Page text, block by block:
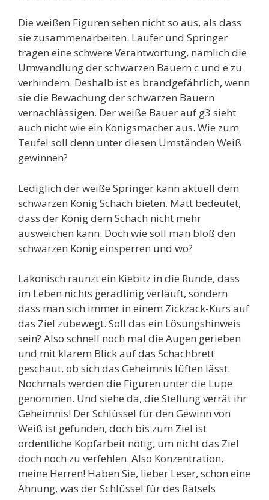
Die weißen Figuren sehen nicht so aus, als dass
sie zusammenarbeiten. Läufer und Springer
tragen eine schwere Verantwortung, nämlich die
Umwandlung der schwarzen Bauern c und e zu
verhindern. Deshalb ist es brandgefährlich, wenn
sie die Bewachung der schwarzen Bauern
vernachlässigen. Der weiße Bauer auf g3 sieht
auch nicht wie ein Königsmacher aus. Wie zum
Teufel soll denn unter diesen Umständen Weiß
gewinnen?
Lediglich der weiße Springer kann aktuell dem
schwarzen König Schach bieten. Matt bedeutet,
dass der König dem Schach nicht mehr
ausweichen kann. Doch wie soll man bloß den
schwarzen König einsperren und wo?
Lakonisch raunzt ein Kiebitz in die Runde, dass
im Leben nichts geradlinig verläuft, sondern
dass man sich immer in einem Zickzack-Kurs auf
das Ziel zubewegt. Soll das ein Lösungshinweis
sein? Also schnell noch mal die Augen gerieben
und mit klarem Blick auf das Schachbrett
geschaut, ob sich das Geheimnis lüften lässt.
Nochmals werden die Figuren unter die Lupe
genommen. Und siehe da, die Stellung verrät ihr
Geheimnis! Der Schlüssel für den Gewinn von
Weiß ist gefunden, doch bis zum Ziel ist
ordentliche Kopfarbeit nötig, um nicht das Ziel
doch noch zu verfehlen. Also Konzentration,
meine Herren! Haben Sie, lieber Leser, schon eine
Ahnung, was der Schlüssel für des Rätsels